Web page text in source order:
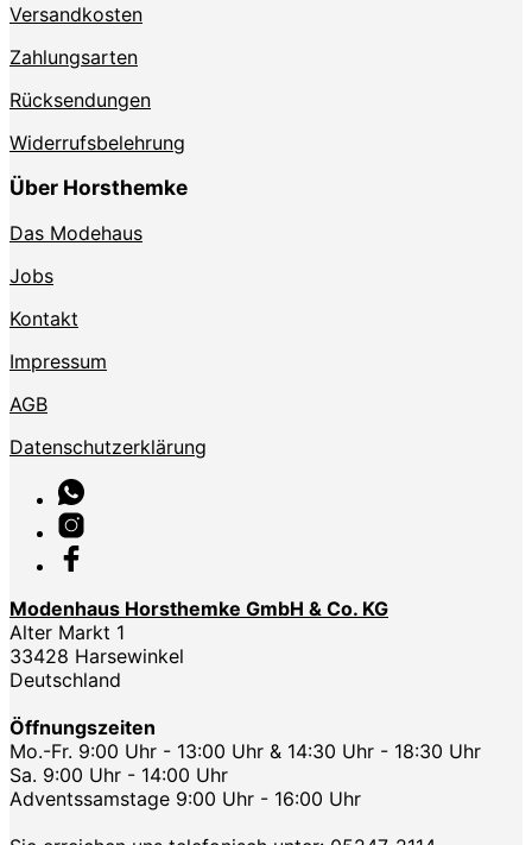
Versandkosten
Zahlungsarten
Rücksendungen
Widerrufsbelehrung
Über Horsthemke
Das Modehaus
Jobs
Kontakt
Impressum
AGB
Datenschutzerklärung
Modenhaus Horsthemke GmbH & Co. KG
Alter Markt 1
33428 Harsewinkel
Deutschland
Öffnungszeiten
Mo.-Fr. 9:00 Uhr - 13:00 Uhr & 14:30 Uhr - 18:30 Uhr
Sa. 9:00 Uhr - 14:00 Uhr
Adventssamstage 9:00 Uhr - 16:00 Uhr